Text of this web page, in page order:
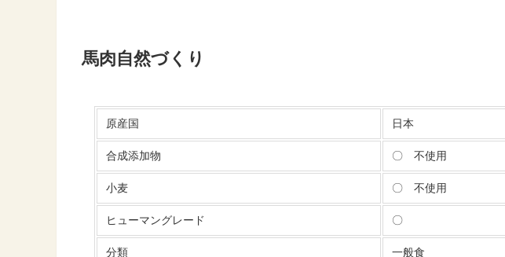
馬肉自然づくり
原産国 日本
合成添加物 〇 不使用
小麦 〇 不使用
ヒューマングレード 〇
分類 一般食